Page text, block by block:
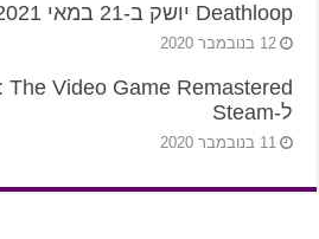
Deathloop יושק ב-21 במאי 2021
12 בנובמבר 2020
ל-Steam
11 בנובמבר 2020